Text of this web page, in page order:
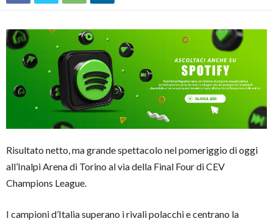
Risultato netto, ma grande spettacolo nel pomeriggio di oggi
all’Inalpi Arena di Torino al via della Final Four di CEV
Champions League.
I campioni d’Italia superano i rivali polacchi e centrano la